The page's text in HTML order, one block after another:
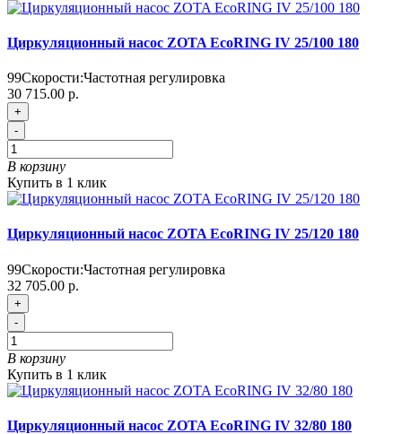
Циркуляционный насос ZOTA EcoRING IV 25/100 180
99Скорости:Частотная регулировка
30 715.00 р.
+
-
В корзину
Купить в 1 клик
Циркуляционный насос ZOTA EcoRING IV 25/120 180
99Скорости:Частотная регулировка
32 705.00 р.
+
-
В корзину
Купить в 1 клик
Циркуляционный насос ZOTA EcoRING IV 32/80 180